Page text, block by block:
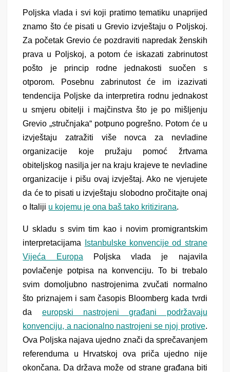
Poljska vlada i svi koji pratimo tematiku unaprijed
znamo što će pisati u Grevio izvještaju o Poljskoj.
Za početak Grevio će pozdraviti napredak ženskih
prava u Poljskoj, a potom će iskazati zabrinutost
pošto je princip rodne jednakosti suočen s
otporom. Posebnu zabrinutost će im izazivati
tendencija Poljske da interpretira rodnu jednakost
u smjeru obitelji i majčinstva što je po mišljenju
Grevio „stručnjaka“ potpuno pogrešno. Potom će u
izvještaju zatražiti više novca za nevladine
organizacije koje pružaju pomoć žrtvama
obiteljskog nasilja jer na kraju krajeve te nevladine
organizacije i pišu ovaj izvještaj. Ako ne vjerujete
da će to pisati u izvještaju slobodno pročitajte onaj
o Italiji u kojemu je ona baš tako kritizirana.
U skladu s svim tim kao i novim promigrantskim
interpretacijama
Istanbulske konvencije od strane
Vijeća Europa Poljska vlada je najavila
povlačenje potpisa na konvenciju. To bi trebalo
svim domoljubno nastrojenima zvučati normalno
što priznajem i sam časopis Bloomberg kada tvrdi
da europski nastrojeni građani podržavaju
konvenciju, a nacionalno nastrojeni se njoj protive.
Ova Poljska najava ujedno znači da sprečavanjem
referenduma u Hrvatskoj ova priča ujedno nije
okončana. Da država može od strane građana biti